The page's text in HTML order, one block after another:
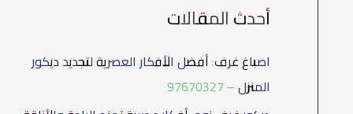
ح
أحدث المقالات
اصباغ غرف: أفضل الأفكار العصرية لتجديد ديكور
المنزل – 97670327